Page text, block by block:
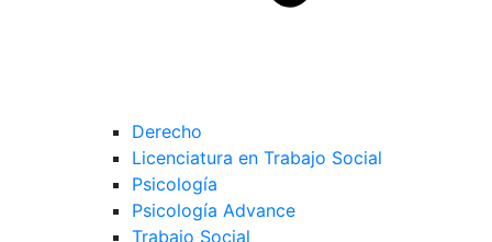
Derecho
Licenciatura en Trabajo Social
Psicología
Psicología Advance
Trabajo Social